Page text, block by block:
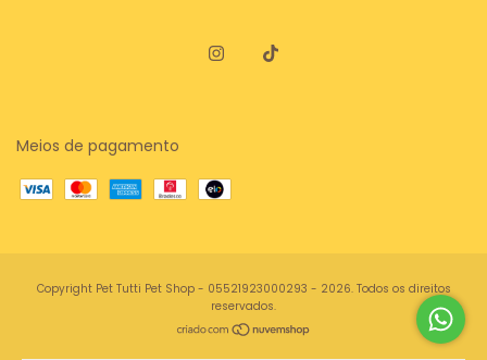
Meios de pagamento
Copyright Pet Tutti Pet Shop - 05521923000293 - 2026. Todos os direitos
reservados.